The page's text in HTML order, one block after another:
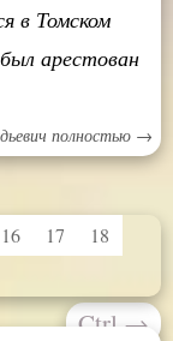
в Томском
арестован
полностью →
16 17
18
Ctrl →